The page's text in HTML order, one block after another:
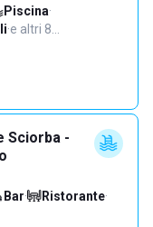
Piscina·
·e altri 8…
Sciorba -
Bar· Ristorante·